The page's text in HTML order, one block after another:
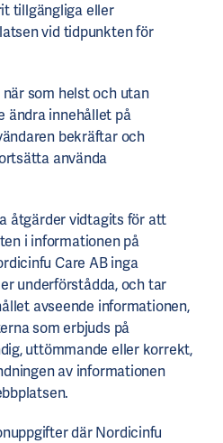
tillgängliga eller
vid tidpunkten för
som helst och utan
ändra innehållet på
bekräftar och
använda
åtgärder vidtagits för att
i informationen på
Care AB inga
underförstådda, och tar
avseende informationen,
som erbjuds på
uttömmande eller korrekt,
av informationen
där Nordicinfu